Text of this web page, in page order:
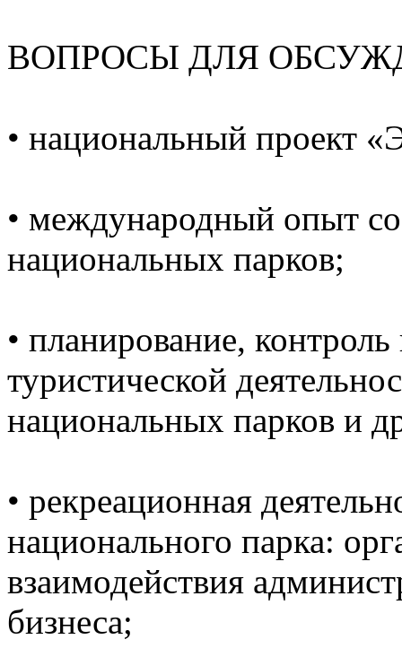
ВОПРОСЫ ДЛЯ
• национальный проект
• международный опыт
национальных парков;
• планирование,
туристической
национальных парков и
• рекреационная
национального парка:
взаимодействия
бизнеса;